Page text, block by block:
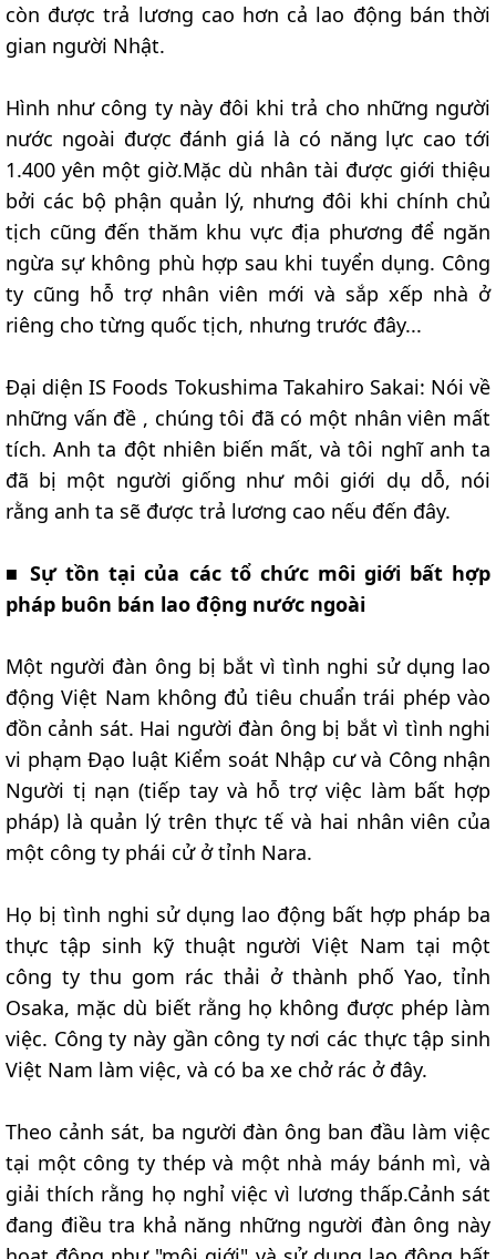
còn được trả lương cao hơn cả lao động bán thời
gian người Nhật.
Hình như công ty này đôi khi trả cho những người
nước ngoài được đánh giá là có năng lực cao tới
1.400 yên một giờ.Mặc dù nhân tài được giới thiệu
bởi các bộ phận quản lý, nhưng đôi khi chính chủ
tịch cũng đến thăm khu vực địa phương để ngăn
ngừa sự không phù hợp sau khi tuyển dụng. Công
ty cũng hỗ trợ nhân viên mới và sắp xếp nhà ở
riêng cho từng quốc tịch, nhưng trước đây...
Đại diện IS Foods Tokushima Takahiro Sakai: Nói về
những vấn đề , chúng tôi đã có một nhân viên mất
tích. Anh ta đột nhiên biến mất, và tôi nghĩ anh ta
đã bị một người giống như môi giới dụ dỗ, nói
rằng anh ta sẽ được trả lương cao nếu đến đây.
■Sự tồn tại của các tổ chức môi giới bất hợp
pháp buôn bán lao động nước ngoài
Một người đàn ông bị bắt vì tình nghi sử dụng lao
động Việt Nam không đủ tiêu chuẩn trái phép vào
đồn cảnh sát. Hai người đàn ông bị bắt vì tình nghi
vi phạm Đạo luật Kiểm soát Nhập cư và Công nhận
Người tị nạn (tiếp tay và hỗ trợ việc làm bất hợp
pháp) là quản lý trên thực tế và hai nhân viên của
một công ty phái cử ở tỉnh Nara.
Họ bị tình nghi sử dụng lao động bất hợp pháp ba
thực tập sinh kỹ thuật người Việt Nam tại một
công ty thu gom rác thải ở thành phố Yao, tỉnh
Osaka, mặc dù biết rằng họ không được phép làm
việc. Công ty này gần công ty nơi các thực tập sinh
Việt Nam làm việc, và có ba xe chở rác ở đây.
Theo cảnh sát, ba người đàn ông ban đầu làm việc
tại một công ty thép và một nhà máy bánh mì, và
giải thích rằng họ nghỉ việc vì lương thấp.Cảnh sát
đang điều tra khả năng những người đàn ông này